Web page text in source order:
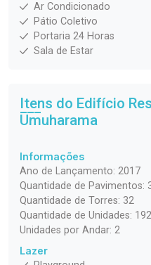
Ar Condicionado
Pátio Coletivo
Portaria 24 Horas
Sala de Estar
Itens do Edifício
Umuharama
Informações
Ano de Lançamento: 2017
Quantidade de Pavimentos:
Quantidade de Torres: 32
Quantidade de Unidades: 192
Unidades por Andar: 2
Lazer